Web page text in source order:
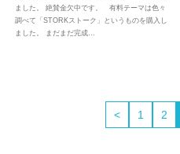
ました。 絶賛金欠中です。 有料テーマは色々
調べて「STORKストーク」というものを購入し
ました。 まだまだ完成…
< 1 2